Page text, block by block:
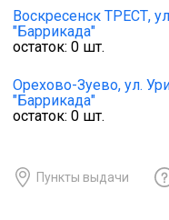
Воскресенск ТРЕСТ,
"Баррикада"
остаток: 0 шт.
Орехово-Зуево, ул.
"Баррикада"
остаток: 0 шт.
Пункты выдачи